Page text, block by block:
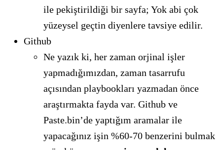
ile pekiştirildiği bir sayfa; Yok abi çok
yüzeysel geçtin diyenlere tavsiye edilir.
Github
Ne yazık ki, her zaman orjinal işler
yapmadığımızdan, zaman tasarrufu
açısından playbookları yazmadan önce
araştırmakta fayda var. Github ve
Paste.bin’de yaptığım aramalar ile
yapacağınız işin %60-70 benzerini bulmak